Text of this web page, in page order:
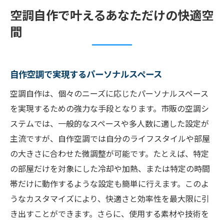
空調システムを自分好みに最適化
自作空調の魅力と可能性を探る
自作空調で挑む快適環境の新境地
エコと経済性を両立する自作空調
自作ならではの空調デザイン
より良いパフォーマンスを目指す工夫
空調自作で経済的かつ効果的な快適環境を実現
コスト削減と快適性の両立を目指す
省エネ効果の高い自作空調の実例
自作空調で維持費を抑えるコツ
短期間で環境改善を図る方法
空調自作で叶えるあなただけの快適空
間
自作空調で実現するパーソナルスペース
空調自作は、個々のニーズに応じたパーソナルスペース
を実現するための強力な手段となります。市販の空調シ
ステムでは、一般的なスペースや多人数に適した設定が
主流ですが、自作空調では自分のライフスタイルや部屋
の大きさに合わせた微調整が可能です。たとえば、特定
の部屋だけを対象にした冷却や加熱、または特定の時間
帯だけに動作するような設定も簡単に行えます。このよ
うなカスタマイズにより、快適さと効率性を最大限に引
き出すことができます。さらに、使用する素材や技術を